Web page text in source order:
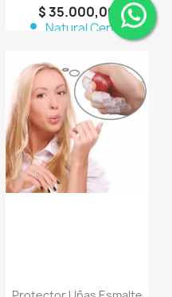
$ 35.000,00
person Natural Center
Productos Naturales
favorite_border